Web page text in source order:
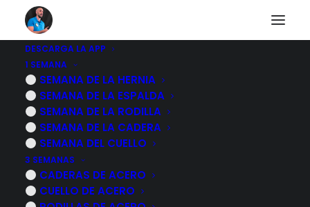
DESCARGA LA APP
1 SEMANA
SEMANA DE LA HERNIA
SEMANA DE LA ESPALDA
SEMANA DE LA RODILLA
SEMANA DE LA CADERA
SEMANA DEL CUELLO
3 SEMANAS
CADERAS DE ACERO
CUELLO DE ACERO
UN ARTÍCULO
MAGISTRAL CADA
MES